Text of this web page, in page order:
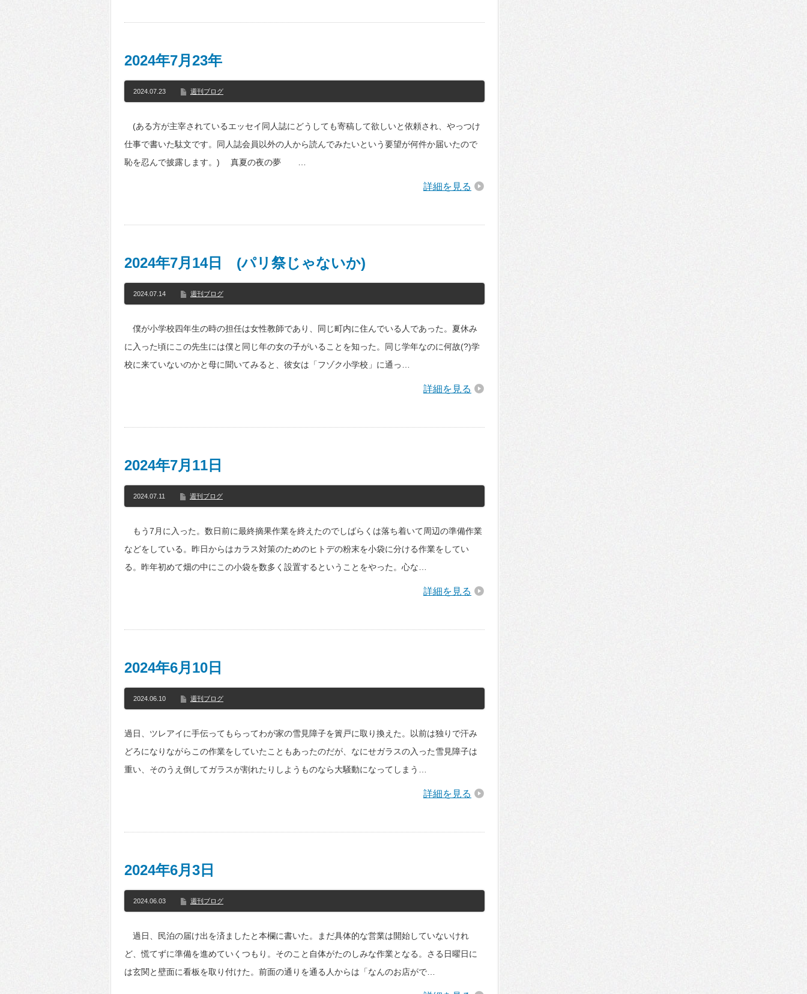
2024年7月23年
2024.07.23 週刊ブログ
(ある方が主宰されているエッセイ同人誌にどうしても寄稿して欲しいと依頼され、やっつけ
仕事で書いた駄文です。同人誌会員以外の人から読んでみたいという要望が何件か届いたので
恥を忍んで披露します。) 真夏の夜の夢 …
詳細を見る
2024年7月14日 (パリ祭じゃないか)
2024.07.14 週刊ブログ
僕が小学校四年生の時の担任は女性教師であり、同じ町内に住んでいる人であった。夏休み
に入った頃にこの先生には僕と同じ年の女の子がいることを知った。同じ学年なのに何故(?)学
校に来ていないのかと母に聞いてみると、彼女は「フゾク小学校」に通っ…
詳細を見る
2024年7月11日
2024.07.11 週刊ブログ
もう7月に入った。数日前に最終摘果作業を終えたのでしばらくは落ち着いて周辺の準備作業
などをしている。昨日からはカラス対策のためのヒトデの粉末を小袋に分ける作業をしてい
る。昨年初めて畑の中にこの小袋を数多く設置するということをやった。心な…
詳細を見る
2024年6月10日
2024.06.10 週刊ブログ
過日、ツレアイに手伝ってもらってわが家の雪見障子を簀戸に取り換えた。以前は独りで汗み
どろになりながらこの作業をしていたこともあったのだが、なにせガラスの入った雪見障子は
重い、そのうえ倒してガラスが割れたりしようものなら大騒動になってしまう…
詳細を見る
2024年6月3日
2024.06.03 週刊ブログ
過日、民泊の届け出を済ましたと本欄に書いた。まだ具体的な営業は開始していないけれ
ど、慌てずに準備を進めていくつもり。そのこと自体がたのしみな作業となる。さる日曜日に
は玄関と壁面に看板を取り付けた。前面の通りを通る人からは「なんのお店がで…